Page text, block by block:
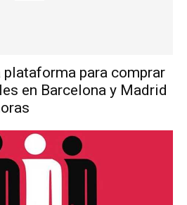
para comprar
en Barcelona y Madrid